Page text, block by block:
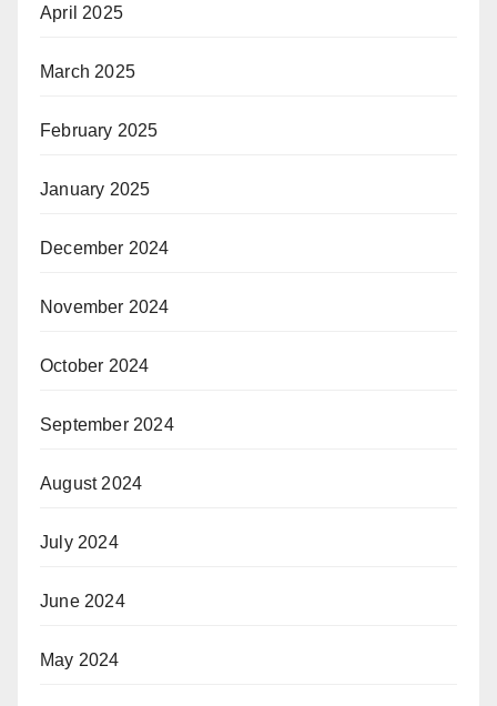
April 2025
March 2025
February 2025
January 2025
December 2024
November 2024
October 2024
September 2024
August 2024
July 2024
June 2024
May 2024